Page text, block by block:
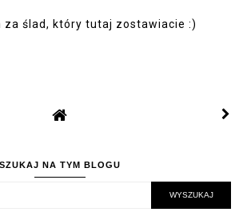
za ślad, który tutaj zostawiacie :)
SZUKAJ NA TYM BLOGU